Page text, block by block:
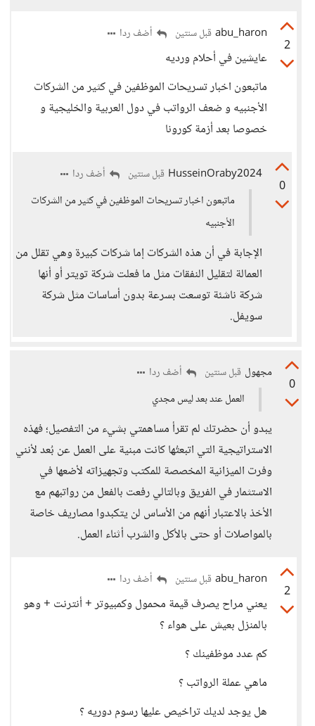
2
abu_haron قبل سنتين أضف ردا
عايشين في أحلام ورديه
ماتبعون اخبار تسريحات الموظفين في كثير من الشركات
الأجنبيه و ضعف الرواتب في دول العربية والخليجية و
خصوصا بعد أزمة كورونا
0
HusseinOraby2024 قبل سنتين
أضف ردا
ماتبعون اخبار تسريحات الموظفين في كثير من الشركات
الأجنبيه
الإجابة في أن هذه الشركات إما شركات كبيرة وهي تقلل من
العمالة لتقليل النفقات مثل ما فعلت شركة تويتر أو أنها
شركة ناشئة توسعت بسرعة بدون أساسات مثل شركة
سويفل.
0
مجهول قبل سنتين
أضف ردا
العمل عند بعد ليس مجدي
يبدو أن حضرتك لم تقرأ مساهمتي بشيء من التفصيل؛ فهذه
الاستراتيجية التي اتبعتُها كانت مبنية على العمل عن بُعد لأنني
وفرت الميزانية المخصصة للمكتب وتجهيزاته لأضعها في
الاستثمار في الفريق وبالتالي رفعت بالفعل من رواتبهم مع
الأخذ بالاعتبار أنهم من الأساس لن يتكبدوا مصاريف خاصة
بالمواصلات أو حتى بالأكل والشرب أثناء العمل.
2
abu_haron قبل سنتين أضف ردا
يعني مراح يصرف قيمة محمول وكمبيوتر + أنترنت + وهو
بالمنزل بعيش على هواء ؟
كم عدد موظفينك ؟
ماهي عملة الرواتب ؟
هل يوجد لديك تراخيص عليها رسوم دوريه ؟